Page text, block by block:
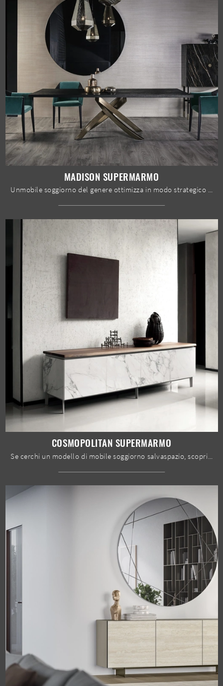
MADISON SUPERMARMO
Unmobile soggiorno del genere ottimizza in modo strategico i tuoi locali valorizzandoli appieno: contattaci e scopri come dare vita a ...
COSMOPOLITAN SUPERMARMO